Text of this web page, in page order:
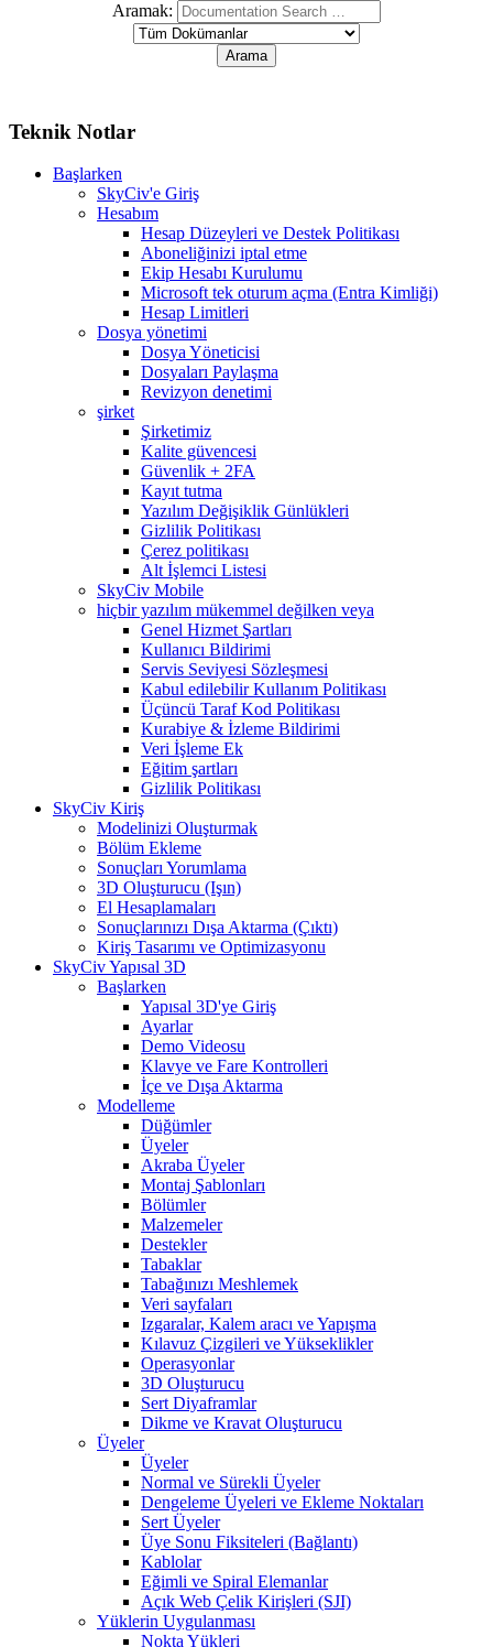
Aramak:
Teknik Notlar
Başlarken
SkyCiv'e Giriş
Hesabım
Hesap Düzeyleri ve Destek Politikası
Aboneliğinizi iptal etme
Ekip Hesabı Kurulumu
Microsoft tek oturum açma (Entra Kimliği)
Hesap Limitleri
Dosya yönetimi
Dosya Yöneticisi
Dosyaları Paylaşma
Revizyon denetimi
şirket
Şirketimiz
Kalite güvencesi
Güvenlik + 2FA
Kayıt tutma
Yazılım Değişiklik Günlükleri
Gizlilik Politikası
Çerez politikası
Alt İşlemci Listesi
SkyCiv Mobile
hiçbir yazılım mükemmel değilken veya
Genel Hizmet Şartları
Kullanıcı Bildirimi
Servis Seviyesi Sözleşmesi
Kabul edilebilir Kullanım Politikası
Üçüncü Taraf Kod Politikası
Kurabiye & İzleme Bildirimi
Veri İşleme Ek
Eğitim şartları
Gizlilik Politikası
SkyCiv Kiriş
Modelinizi Oluşturmak
Bölüm Ekleme
Sonuçları Yorumlama
3D Oluşturucu (Işın)
El Hesaplamaları
Sonuçlarınızı Dışa Aktarma (Çıktı)
Kiriş Tasarımı ve Optimizasyonu
SkyCiv Yapısal 3D
Başlarken
Yapısal 3D'ye Giriş
Ayarlar
Demo Videosu
Klavye ve Fare Kontrolleri
İçe ve Dışa Aktarma
Modelleme
Düğümler
Üyeler
Akraba Üyeler
Montaj Şablonları
Bölümler
Malzemeler
Destekler
Tabaklar
Tabağınızı Meshlemek
Veri sayfaları
Izgaralar, Kalem aracı ve Yapışma
Kılavuz Çizgileri ve Yükseklikler
Operasyonlar
3D Oluşturucu
Sert Diyaframlar
Dikme ve Kravat Oluşturucu
Üyeler
Üyeler
Normal ve Sürekli Üyeler
Dengeleme Üyeleri ve Ekleme Noktaları
Sert Üyeler
Üye Sonu Fiksiteleri (Bağlantı)
Kablolar
Eğimli ve Spiral Elemanlar
Açık Web Çelik Kirişleri (SJI)
Yüklerin Uygulanması
Nokta Yükleri